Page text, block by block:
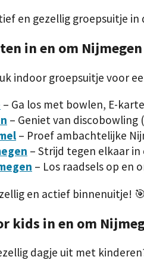
en gezellig groepsuitje
in en om Nijmegen
indoor groepsuitje voor
– Ga los met bowlen, E-
– Geniet van discobowling
– Proef ambachtelijke
– Strijd tegen elkaar
– Los raadsels op en
en actief binnenuitje!
kids in en om
dagje uit met